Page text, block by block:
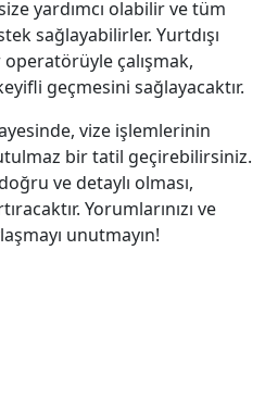
yardımcı olabilir ve tüm
sağlayabilirler. Yurtdışı
çalışmak,
geçmesini sağlayacaktır.
vize işlemlerinin
bir tatil geçirebilirsiniz.
ve detaylı olması,
Yorumlarınızı ve
unutmayın!